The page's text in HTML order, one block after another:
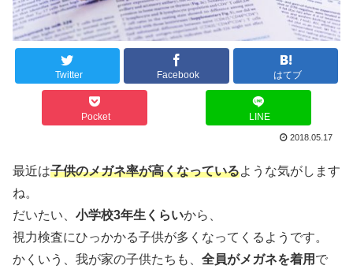
Twitter Facebook はてブ
Pocket LINE
2018.05.17
最近は子供のメガネ率が高くなっているような気がします
ね。
だいたい、 小学校3年生くらいから、
視力検査にひっかかる子供が多くなってくるようです。
かくいう、我が家の子供たちも、 全員がメガネを着用 で